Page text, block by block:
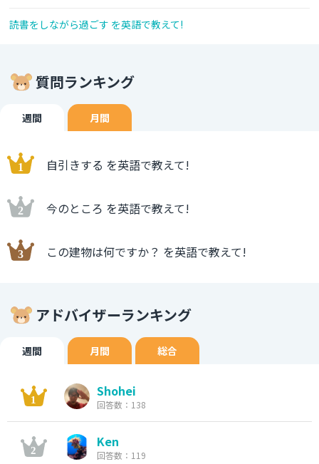
読書をしながら過ごす を英語で教えて!
質問ランキング
週間 月間
自引きする を英語で教えて!
今のところ を英語で教えて!
この建物は何ですか？ を英語で教えて!
アドバイザーランキング
週間 月間 総合
Shohei
回答数：138
Ken
回答数：119